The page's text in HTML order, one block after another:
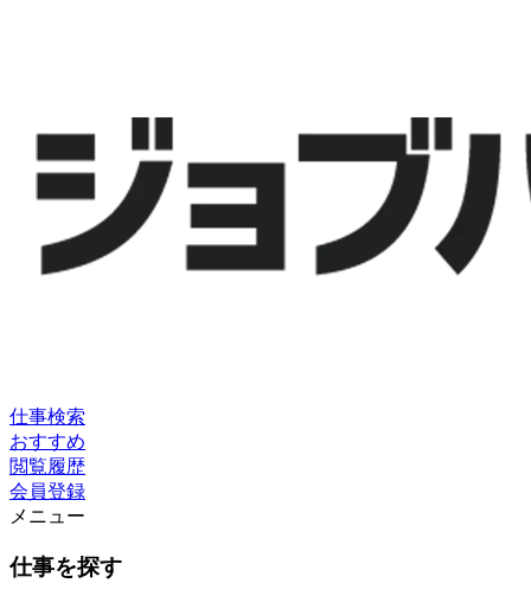
仕事検索
おすすめ
閲覧履歴
会員登録
メニュー
仕事を探す